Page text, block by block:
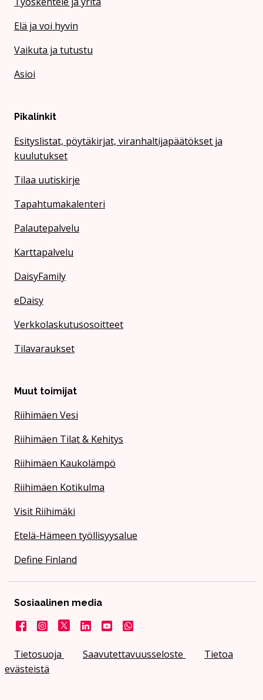
Elä ja voi hyvin
Vaikuta ja tutustu
Asioi
Pikalinkit
Esityslistat, pöytäkirjat, viranhaltijapäätökset ja
kuulutukset
Tilaa uutiskirje
Tapahtumakalenteri
Palautepalvelu
Karttapalvelu
DaisyFamily
eDaisy
Verkkolaskutusosoitteet
Tilavaraukset
Muut toimijat
Riihimäen Vesi
Riihimäen Tilat & Kehitys
Riihimäen Kaukolämpö
Riihimäen Kotikulma
Visit Riihimäki
Etelä-Hämeen työllisyysalue
Define Finland
Tietosuoja Saavutettavuusseloste
Tietoa
evästeistä
Sosiaalinen media
FacebookInstagram
X LinkedInYouTubeKaupunki WhatsApissa